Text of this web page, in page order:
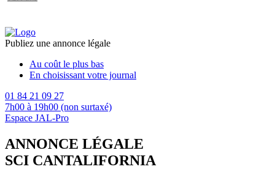
Publiez une annonce légale
Au coût le plus bas
En choisissant votre journal
01 84 21 09 27
7h00 à 19h00 (non surtaxé)
Espace JAL-Pro
ANNONCE LÉGALE
SCI CANTALIFORNIA